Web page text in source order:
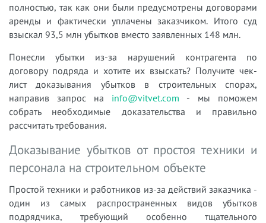
полностью, так как они были предусмотрены договорами
аренды и фактически уплачены заказчиком. Итого суд
взыскал 93,5 млн убытков вместо заявленных 148 млн.
Понесли убытки из-за нарушений контрагента по
договору подряда и хотите их взыскать? Получите чек-
лист доказывания убытков в строительных спорах,
направив запрос на info@vitvet.com - мы поможем
собрать необходимые доказательства и правильно
рассчитать требования.
Доказывание убытков от простоя техники и
персонала на строительном объекте
Простой техники и работников из-за действий заказчика -
один из самых распространенных видов убытков
подрядчика, требующий особенно тщательного